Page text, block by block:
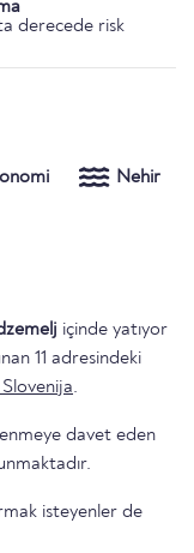
derecede risk
Nehir
içinde yatıyor
11 adresindeki
.
davet eden
isteyenler de